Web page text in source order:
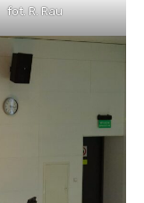
fot. R. Rau